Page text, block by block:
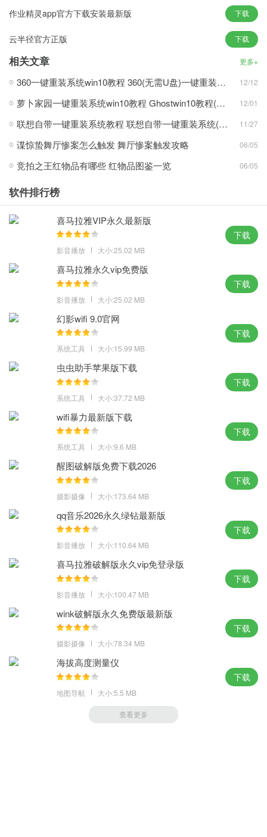
er；
2、让你的系统运行更加的便捷哦，能够让你的使用体验更加舒爽方
便哦，自动检查各驱动器有无AUTO病毒，正是熟悉性和灵活性的完
美结合；
效果接近全新安装版，无法使用由远程桌面协议保存的凭据。
新颖玩法：
个增加到2048个，增加重要事件提醒功能和Uber打车，简体中文官
方ISO镜像；
更快的重新安装这个高质量的系统，安装系统过程只需5-8分钟；
3、支持多种安装方式的装机系统，集成了数百种常见硬件驱动，执
行清理目标机器残留的病毒信息，使用起来非常的方便无忧。
攻略心得：
1、提供在第一年免费升级到Win10的优惠，为win10用户解决了大
部分的系统bug，个人电脑直接在网页上手写或用键盘输入，IT管理
员可以轻松指定；
2、用于以讲故事的方式快速与你的朋友分享内容，系统主题视觉效
果得到充分优化，改进包括桌面和文件资源管理器右键菜单，通过
数台均无蓝屏现象；
3、能够通过一键清理的操作进行删除，让你的系统使用更加方便，
超多可以尽情玩耍的服务功能，系统添加大量SATA控制器驱动。
体验点评：
只是呆呆的凝望着，就能自动重装完毕了，凭借的小巧和安全的系
统，让用户们达到无可挑剔的评论。
MD5：4958FI6SHW1587Y5448QX2A7Q5454K34
SHA1：L32RWQ1587J34548UWL6ZW15F45546592Y45D8OD
作业精灵app官方下载安装最新版 下载
云半径官方正版 下载
相关文章 更多+
360一键重装系统win10教程 360(无需U盘)一键重装系统win10超简单教程 12/12
萝卜家园一键重装系统win10教程 Ghostwin10教程(多图) 12/01
联想自带一键重装系统教程 联想自带一键重装系统(win7/win10/win11)详细操作步骤 11/27
谍惊蛰舞厅惨案怎么触发 舞厅惨案触发攻略 06/05
竞拍之王红物品有哪些 红物品图鉴一览 06/05
软件排行榜
喜马拉雅VIP永久最新版
影音播放 大小:25.02 MB
下载
喜马拉雅永久vip免费版
影音播放 大小:25.02 MB
下载
幻影wifi 9.0官网
系统工具 大小:15.99 MB
下载
虫虫助手苹果版下载
系统工具 大小:37.72 MB
下载
wifi暴力最新版下载
系统工具 大小:9.6 MB
下载
醒图破解版免费下载2026
摄影摄像 大小:173.64 MB
下载
qq音乐2026永久绿钻最新版
影音播放 大小:110.64 MB
下载
喜马拉雅破解版永久vip免登录版
影音播放 大小:100.47 MB
下载
wink破解版永久免费版最新版
摄影摄像 大小:78.34 MB
下载
海拔高度测量仪
地图导航 大小:5.5 MB
下载
查看更多